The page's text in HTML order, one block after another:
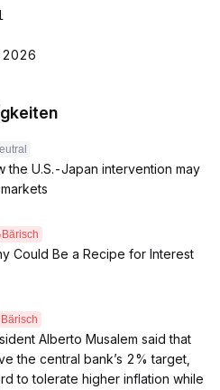
2026
U.S.-Japan intervention may
Bärisch
Could Be a Recipe for Interest
Bärisch
Alberto Musalem said that
the central bank’s 2% target,
to tolerate higher inflation while